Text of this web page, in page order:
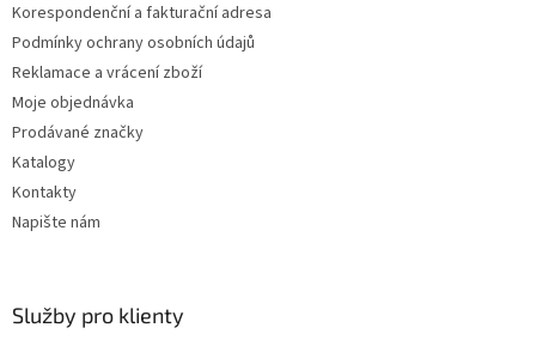
Korespondenční a fakturační adresa
Podmínky ochrany osobních údajů
Reklamace a vrácení zboží
Moje objednávka
Prodávané značky
Katalogy
Kontakty
Napište nám
Služby pro klienty